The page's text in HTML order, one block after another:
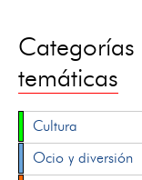
temáticas
Cultura
Ocio y diversión